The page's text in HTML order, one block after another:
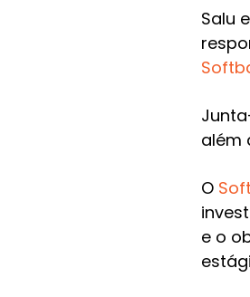
Salu
além
O
e o